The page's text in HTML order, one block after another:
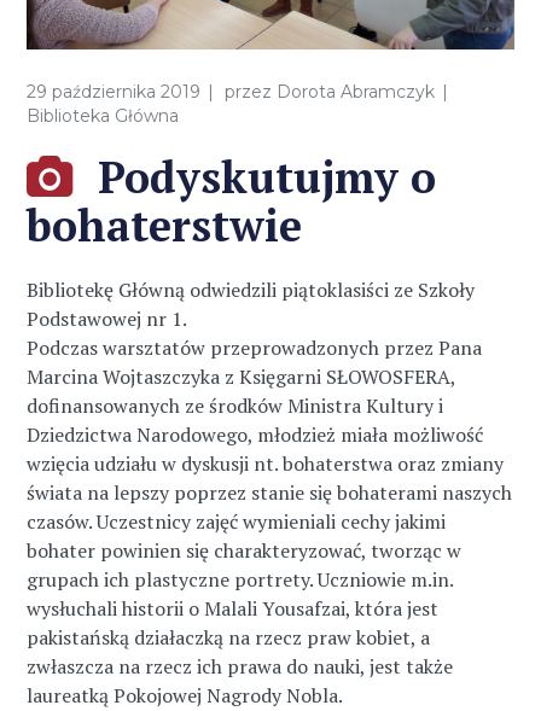
29 października 2019 przez Dorota Abramczyk
Biblioteka Główna
Podyskutujmy o
bohaterstwie
Bibliotekę Główną odwiedzili piątoklasiści ze Szkoły
Podstawowej nr 1.
Podczas warsztatów przeprowadzonych przez Pana
Marcina Wojtaszczyka z Księgarni SŁOWOSFERA,
dofinansowanych ze środków Ministra Kultury i
Dziedzictwa Narodowego, młodzież miała możliwość
wzięcia udziału w dyskusji nt. bohaterstwa oraz zmiany
świata na lepszy poprzez stanie się bohaterami naszych
czasów. Uczestnicy zajęć wymieniali cechy jakimi
bohater powinien się charakteryzować, tworząc w
grupach ich plastyczne portrety. Uczniowie m.in.
wysłuchali historii o Malali Yousafzai, która jest
pakistańską działaczką na rzecz praw kobiet, a
zwłaszcza na rzecz ich prawa do nauki, jest także
laureatką Pokojowej Nagrody Nobla.